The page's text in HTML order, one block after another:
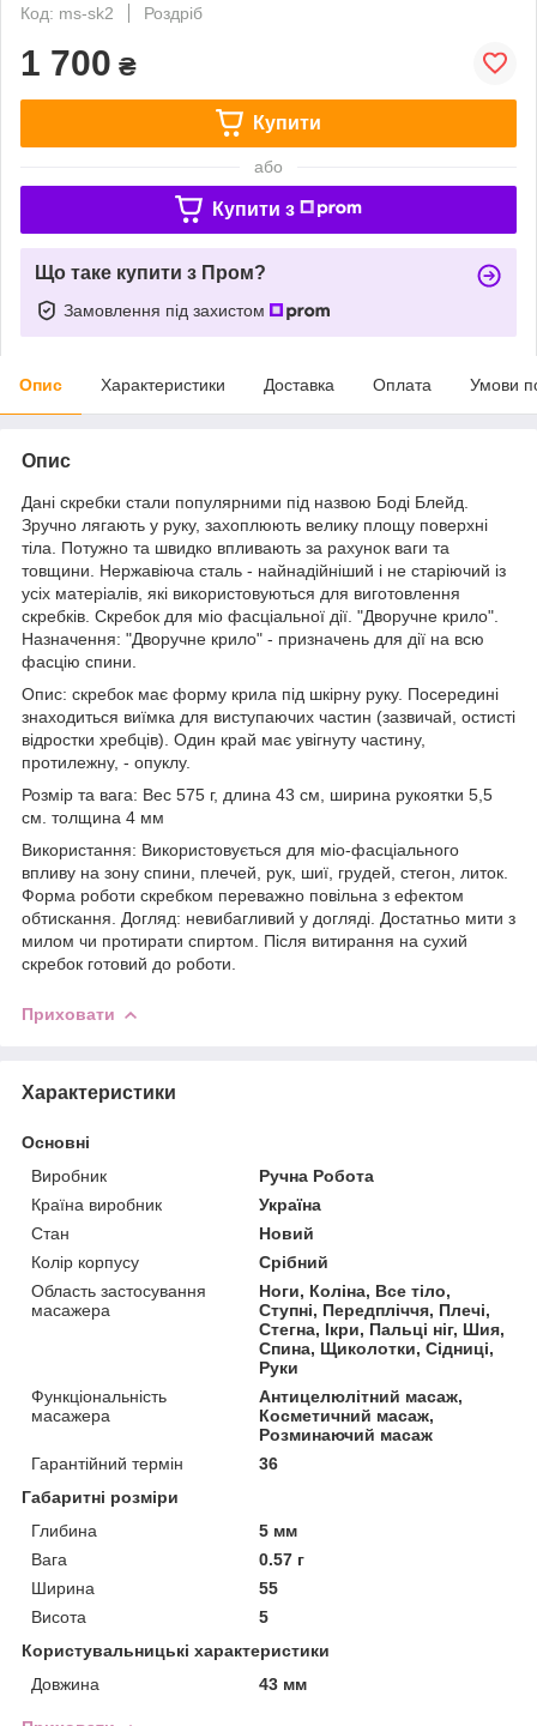
Код: ms-sk2
Роздріб
1 700 ₴
Купити
або
Купити з
Що таке купити з Пром?
Замовлення під захистом
Опис Характеристики Доставка Оплата Умови
Опис
Дані скребки стали популярними під назвою Боді Блейд.
Зручно лягають у руку, захоплюють велику площу поверхні
тіла. Потужно та швидко впливають за рахунок ваги та
товщини. Нержавіюча сталь - найнадійніший і не старіючий із
усіх матеріалів, які використовуються для виготовлення
скребків. Скребок для міо фасціальної дії. "Дворучне крило".
Назначення: "Дворучне крило" - призначень для дії на всю
фасцію спини.
Опис: скребок має форму крила під шкірну руку. Посередині
знаходиться виїмка для виступаючих частин (зазвичай, остисті
відростки хребців). Один край має увігнуту частину,
протилежну, - опуклу.
Розмір та вага: Вес 575 г, длина 43 см, ширина рукоятки 5,5
см. толщина 4 мм
Використання: Використовується для міо-фасціального
впливу на зону спини, плечей, рук, шиї, грудей, стегон, литок.
Форма роботи скребком переважно повільна з ефектом
обтискання. Догляд: невибагливий у догляді. Достатньо мити з
милом чи протирати спиртом. Після витирання на сухий
скребок готовий до роботи.
Приховати
Характеристики
Основні
Виробник
Ручна Робота
Країна виробник
Україна
Стан
Новий
Колір корпусу
Срібний
Область застосування
масажера
Ноги, Коліна, Все тіло,
Ступні, Передпліччя, Плечі,
Стегна, Ікри, Пальці ніг, Шия,
Спина, Щиколотки, Сідниці,
Руки
Функціональність
масажера
Антицелюлітний масаж,
Косметичний масаж,
Розминаючий масаж
Гарантійний термін
36
Габаритні розміри
Глибина
5 мм
Вага
0.57 г
Ширина
55
Висота
5
Користувальницькі характеристики
Довжина
43 мм